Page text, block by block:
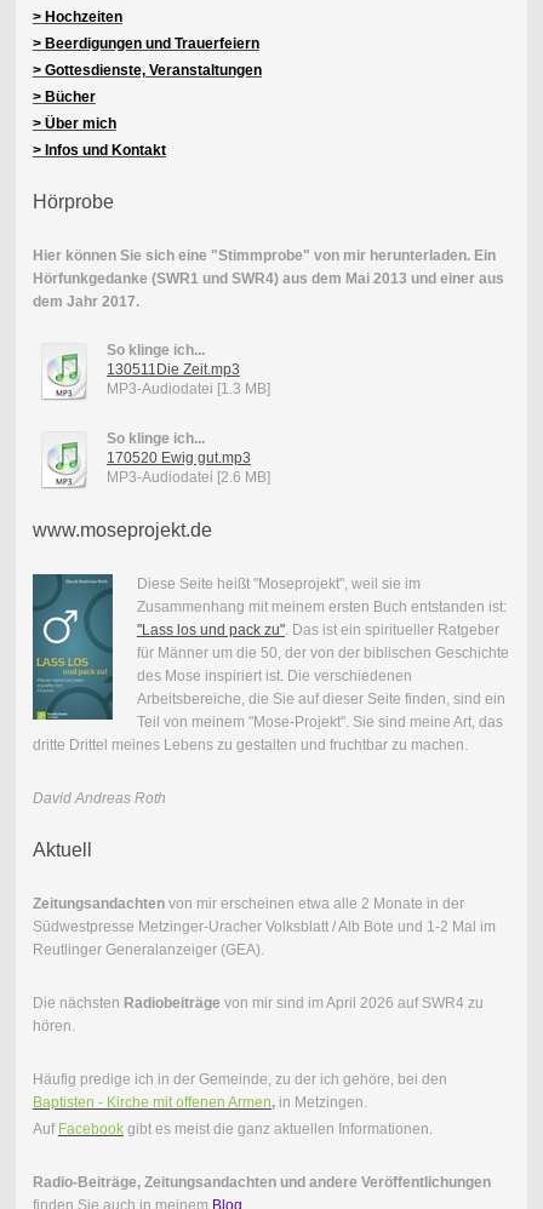
> Hochzeiten
> Beerdigungen und Trauerfeiern
> Gottesdienste, Veranstaltungen
> Bücher
> Über mich
> Infos und Kontakt
Hörprobe
Hier können Sie sich eine "Stimmprobe" von mir herunterladen. Ein
Hörfunkgedanke (SWR1 und SWR4) aus dem Mai 2013 und einer aus
dem Jahr 2017.
So klinge ich...
130511Die Zeit.mp3
MP3-Audiodatei [1.3 MB]
So klinge ich...
170520 Ewig gut.mp3
MP3-Audiodatei [2.6 MB]
www.moseprojekt.de
Diese Seite heißt "Moseprojekt", weil sie im
Zusammenhang mit meinem ersten Buch entstanden ist:
"Lass los und pack zu". Das ist ein spiritueller Ratgeber
für Männer um die 50, der von der biblischen Geschichte
des Mose inspiriert ist. Die verschiedenen
Arbeitsbereiche, die Sie auf dieser Seite finden, sind ein
Teil von meinem "Mose-Projekt". Sie sind meine Art, das
dritte Drittel meines Lebens zu gestalten und fruchtbar zu machen.
David Andreas Roth
Aktuell
Zeitungsandachtenvon mir erscheinen etwa alle 2 Monate in der
Südwestpresse Metzinger-Uracher Volksblatt / Alb Bote und 1-2 Mal im
Reutlinger Generalanzeiger (GEA).
Die nächsten Radiobeiträge von mir sind im April 2026 auf SWR4 zu
hören.
Häufig predige ich in der Gemeinde, zu der ich gehöre, bei den
Baptisten - Kirche mit offenen Armen,in Metzingen.
Auf Facebookgibt es meist die ganz aktuellen Informationen.
Radio-Beiträge, Zeitungsandachten und andere Veröffentlichungen
finden Sie auch in meinem Blog